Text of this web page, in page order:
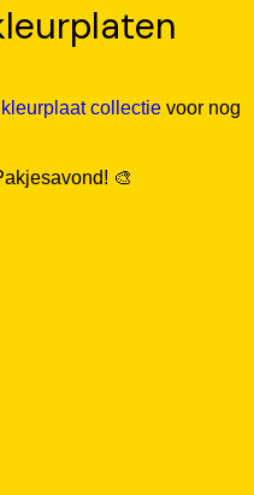
collectie voor nog
🎨